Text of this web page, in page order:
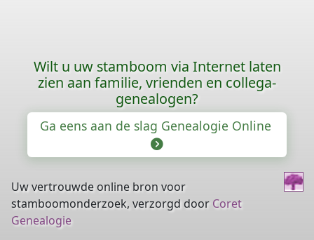
Wilt u uw stamboom via Internet laten
zien aan familie, vrienden en collega-
genealogen?
Ga eens aan de slag Genealogie Online
Uw vertrouwde online bron voor
stamboomonderzoek, verzorgd door Coret
Genealogie